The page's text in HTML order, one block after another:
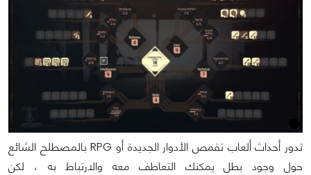
تدور أحداث ألعاب تقمص الأدوار الجديدة أو RPG بالمصطلح الشائع
حول وجود بطل يمكنك التعاطف معه والارتباط به ، لكن